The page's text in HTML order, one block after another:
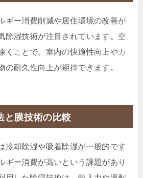
ギー消費削減や居住環境の改善が
除湿技術が注目されています。空
くことで、室内の快適性向上やカ
の耐久性向上が期待できます。
と膜技術の比較
冷却除湿や吸着除湿が一般的です
ギー消費が高いという課題があり